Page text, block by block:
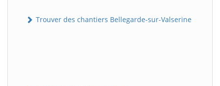
Trouver des chantiers Bellegarde-sur-Valserine